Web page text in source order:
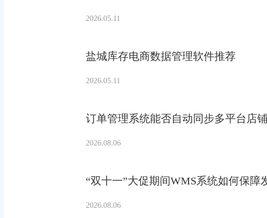
2026.05.11
盐城库存电商数据管理软件推荐
2026.05.11
订单管理系统能否自动同步多平台店
2026.08.06
“双十一”大促期间WMS系统如何保障
2026.08.06